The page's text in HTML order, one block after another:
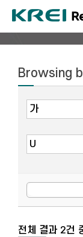
Browsing
전체 결과 2건